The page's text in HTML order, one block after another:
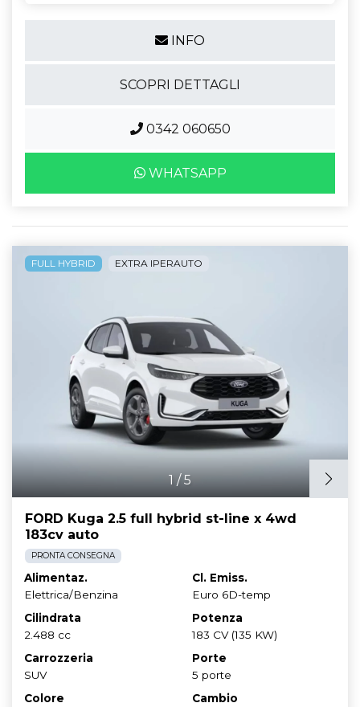
INFO
SCOPRI DETTAGLI
0342 060650
WHATSAPP
1/5
FULL HYBRID EXTRA IPERAUTO
FORD Kuga 2.5 full hybrid st-line x 4wd
183cv auto
PRONTA CONSEGNA
Alimentaz.
Elettrica/Benzina
Cl. Emiss.
Euro 6D-temp
Cilindrata
2.488 cc
Potenza
183 CV (135 KW)
Carrozzeria
SUV
Porte
5 porte
Colore
Cambio